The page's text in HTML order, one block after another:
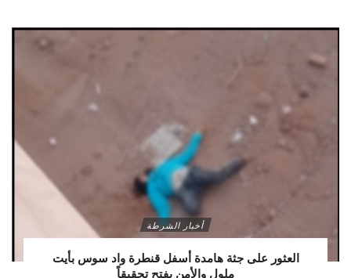
أخبار الشرطة
العثور على جثة هامدة أسفل قنطرة واد سوس بأيت
ملول والأمن يفتح تحقيقاً